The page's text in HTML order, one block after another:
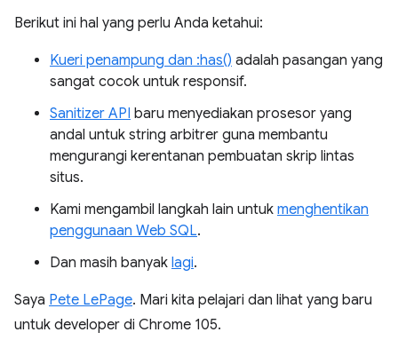
Berikut ini hal yang perlu Anda ketahui:
Kueri penampung dan :has() adalah pasangan yang
sangat cocok untuk responsif.
Sanitizer API baru menyediakan prosesor yang
andal untuk string arbitrer guna membantu
mengurangi kerentanan pembuatan skrip lintas
situs.
Kami mengambil langkah lain untuk menghentikan
penggunaan Web SQL.
Dan masih banyak lagi.
Saya Pete LePage. Mari kita pelajari dan lihat yang baru
untuk developer di Chrome 105.